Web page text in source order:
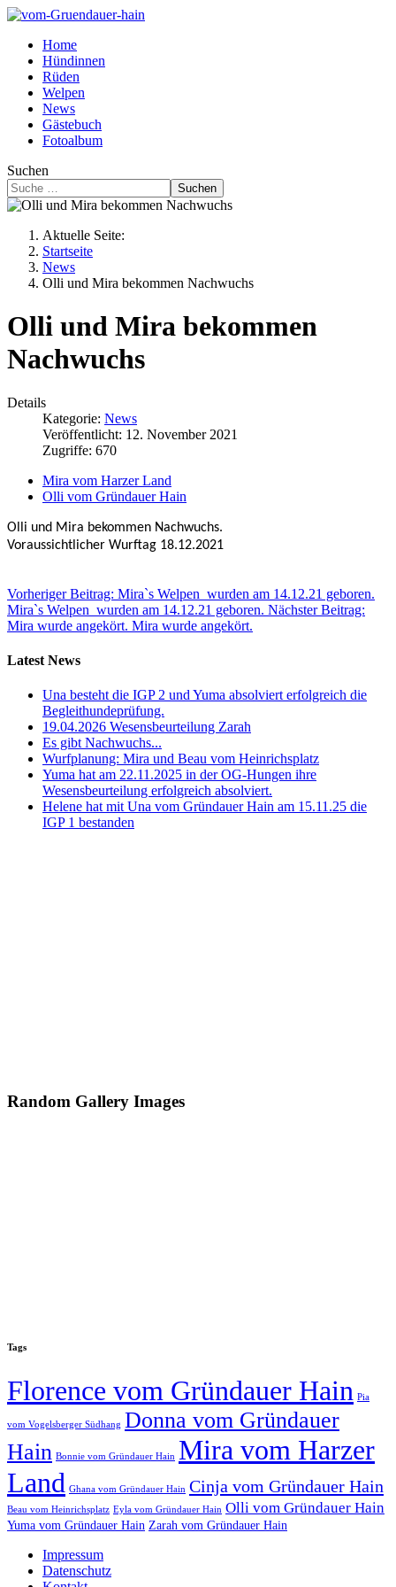
Home
Hündinnen
Rüden
Welpen
News
Gästebuch
Fotoalbum
Suchen
Suchen
Aktuelle Seite:
Startseite
News
Olli und Mira bekommen Nachwuchs
Olli und Mira bekommen
Nachwuchs
Details
Kategorie: News
Veröffentlicht: 12. November 2021
Zugriffe: 670
Mira vom Harzer Land
Olli vom Gründauer Hain
Olli und Mira bekommen Nachwuchs.
Voraussichtlicher Wurftag 18.12.2021
Vorheriger Beitrag: Mira`s Welpen wurden am 14.12.21 geboren.
Mira`s Welpen wurden am 14.12.21 geboren. Nächster Beitrag:
Mira wurde angekört. Mira wurde angekört.
Latest News
Una besteht die IGP 2 und Yuma absolviert erfolgreich die
Begleithundeprüfung.
19.04.2026 Wesensbeurteilung Zarah
Es gibt Nachwuchs...
Wurfplanung: Mira und Beau vom Heinrichsplatz
Yuma hat am 22.11.2025 in der OG-Hungen ihre
Wesensbeurteilung erfolgreich absolviert.
Helene hat mit Una vom Gründauer Hain am 15.11.25 die
IGP 1 bestanden
Random Gallery Images
Tags
Florence vom Gründauer Hain Pia
vom Vogelsberger Südhang Donna vom Gründauer
Hain Bonnie vom Gründauer Hain Mira vom Harzer
Land Ghana vom Gründauer Hain Cinja vom Gründauer Hain
Beau vom Heinrichsplatz Eyla vom Gründauer Hain Olli vom Gründauer Hain
Yuma vom Gründauer Hain Zarah vom Gründauer Hain
Impressum
Datenschutz